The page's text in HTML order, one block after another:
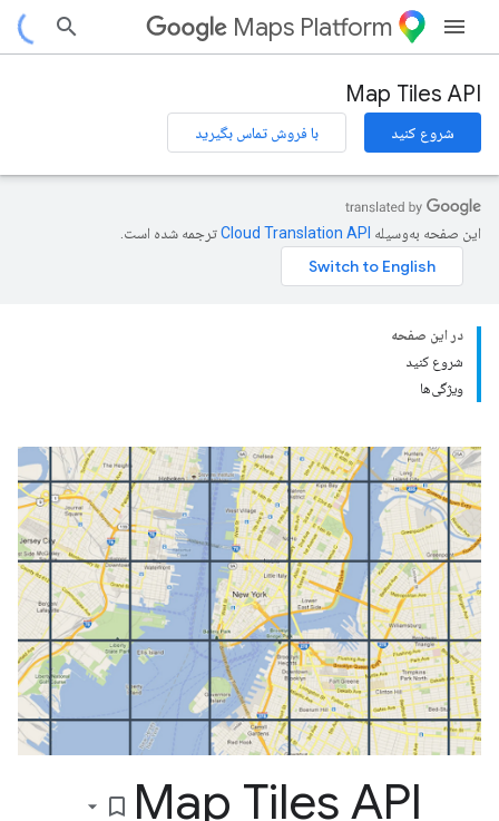
Maps Platform
Map Tiles API
شروع کنید با فروش تماس بگیرید
این صفحه به‌وسیله ترجمه شده است.
در این صفحه
شروع کنید
ویژگی‌ها
Map Tiles API
bookmark_border